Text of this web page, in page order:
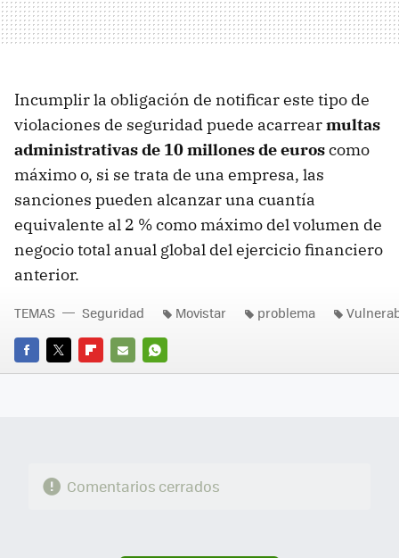
Incumplir la obligación de notificar este tipo de
violaciones de seguridad puede acarrearmultas
administrativas de 10 millones de euroscomo
máximo o, si se trata de una empresa, las
sanciones pueden alcanzar una cuantía
equivalente al 2 % como máximo del volumen de
negocio total anual global del ejercicio financiero
anterior.
FACEBOOK
TWITTERFLIPBOARD
E-
WHATSAPP
TEMAS Seguridad Movistar problema
Comentarios cerrados